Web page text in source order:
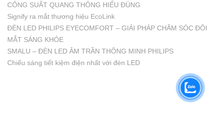
CÔNG SUẤT QUANG THÔNG HIỂU ĐÚNG
Signify ra mắt thương hiệu EcoLink
ĐÈN LED PHILIPS EYECOMFORT – GIẢI PHÁP CHĂM SÓC ĐÔI
MẮT SÁNG KHỎE
SMALU – ĐÈN LED ÂM TRẦN THÔNG MINH PHILIPS
Chiếu sáng tiết kiệm điện nhất với đèn LED